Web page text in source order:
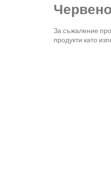
За съжаление
продукти като